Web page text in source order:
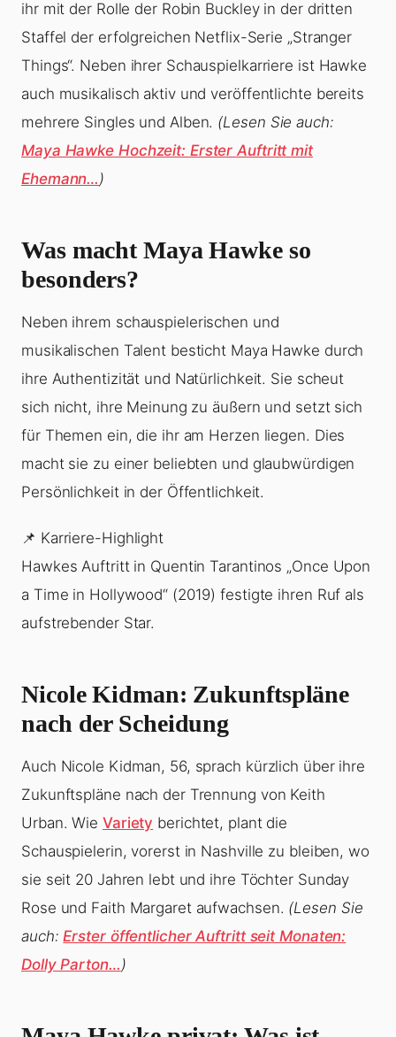
ihr mit der Rolle der Robin Buckley in der dritten
Staffel der erfolgreichen Netflix-Serie „Stranger
Things“. Neben ihrer Schauspielkarriere ist Hawke
auch musikalisch aktiv und veröffentlichte bereits
mehrere Singles und Alben. (Lesen Sie auch:
Maya Hawke Hochzeit: Erster Auftritt mit
Ehemann…)
Was macht Maya Hawke so
besonders?
Neben ihrem schauspielerischen und
musikalischen Talent besticht Maya Hawke durch
ihre Authentizität und Natürlichkeit. Sie scheut
sich nicht, ihre Meinung zu äußern und setzt sich
für Themen ein, die ihr am Herzen liegen. Dies
macht sie zu einer beliebten und glaubwürdigen
Persönlichkeit in der Öffentlichkeit.
📌 Karriere-Highlight
Hawkes Auftritt in Quentin Tarantinos „Once Upon
a Time in Hollywood“ (2019) festigte ihren Ruf als
aufstrebender Star.
Nicole Kidman: Zukunftspläne
nach der Scheidung
Auch Nicole Kidman, 56, sprach kürzlich über ihre
Zukunftspläne nach der Trennung von Keith
Urban. Wie Variety berichtet, plant die
Schauspielerin, vorerst in Nashville zu bleiben, wo
sie seit 20 Jahren lebt und ihre Töchter Sunday
Rose und Faith Margaret aufwachsen. (Lesen Sie
auch:Erster öffentlicher Auftritt seit Monaten:
Dolly Parton…)